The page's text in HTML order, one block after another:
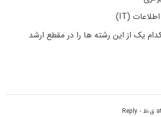
کدام یک از این رشته ها را در مقطع ارشد
- Reply